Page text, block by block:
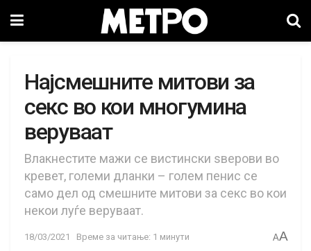
Најсмешните митови за
секс во кои многумина
веруваат
Влакнестите мажи се вистински ѕверови во
кревет, големи дланки – голем пенис се
само дел од смешните митови за секс во кои
некои луѓе веруваат.
18/03/2021 Време за читање: 1 минути AA